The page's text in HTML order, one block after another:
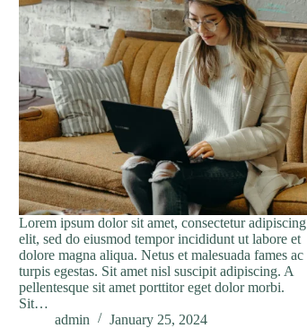
Lorem ipsum dolor sit amet, consectetur adipiscing
elit, sed do eiusmod tempor incididunt ut labore et
dolore magna aliqua. Netus et malesuada fames ac
turpis egestas. Sit amet nisl suscipit adipiscing. A
pellentesque sit amet porttitor eget dolor morbi.
Sit…
admin
January 25, 2024